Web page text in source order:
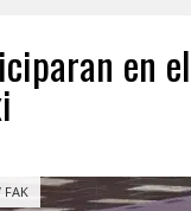
en